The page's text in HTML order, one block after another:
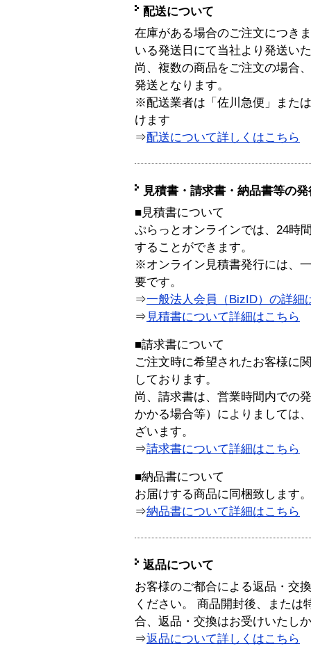
配送について
在庫がある場合のご注文につき
いる発送日にて当社より発送い
尚、複数の商品をご注文の場合
発送となります。
※配送業者は「佐川急便」また
けます
⇒配送について詳しくはこちら
見積書・請求書・納品書等の
■見積書について
ぷらっとオンラインでは、24時
することができます。
※オンライン見積書発行には、
要です。
⇒一般法人会員（BizID）の詳細
⇒ 見積書について詳細はこちら
■請求書について
ご注文時に希望されたお客様に
しております。
尚、請求書は、営業時間内での
かかる場合等）によりましては
ざいます。
⇒請求書について詳細はこちら
■納品書について
お届けする商品に同梱致します。
⇒納品書について詳細はこちら
返品について
お客様のご都合による返品・交
ください。 商品開封後、または
合、返品・交換はお受けいたし
⇒返品について詳しくはこちら